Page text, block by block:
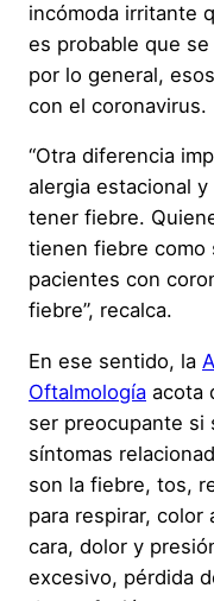
incómoda irritante
es probable que
por lo general,
con el coronavirus.
“Otra diferencia
alergia estacional
tener fiebre.
tienen fiebre como
pacientes con
fiebre”, recalca.
En ese sentido, la
Oftalmología acota
ser preocupante si
síntomas
son la fiebre, tos,
para respirar, color
cara, dolor y
excesivo, pérdida